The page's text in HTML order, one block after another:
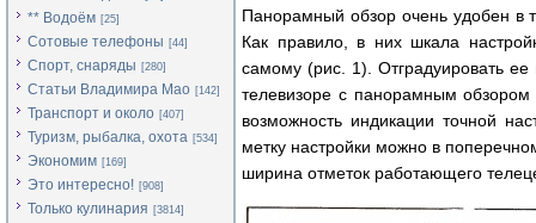
** Водоём [25]
Сотовые телефоны [44]
Спорт, снаряды [280]
Статьи Владимира Мао [142]
Транспорт и около [407]
Туризм, рыбалка, охота [534]
Экономим [169]
Это интересно! [908]
Только кулинария [3814]
Панорамный обзор очень удобен в
Как правило, в них шкала
самому (рис. 1). Отградуировать
телевизоре с панорамным
возможность индикации точной
метку настройки можно в
ширина отметок работающего